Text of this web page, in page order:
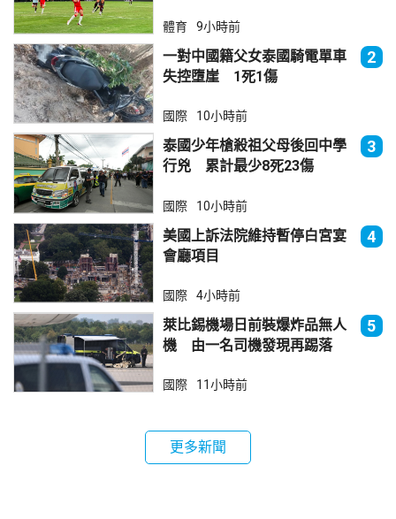
體育 9小時前
一對中國籍父女泰國騎電單車
失控墮崖 1死1傷
2
國際 10小時前
泰國少年槍殺祖父母後回中學
行兇 累計最少8死23傷
3
國際 10小時前
美國上訴法院維持暫停白宮宴
會廳項目
4
國際 4小時前
萊比錫機場日前裝爆炸品無人
機 由一名司機發現再踢落
5
國際 11小時前
更多新聞